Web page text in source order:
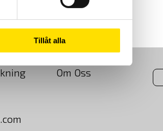
Tillåt alla
Om Oss